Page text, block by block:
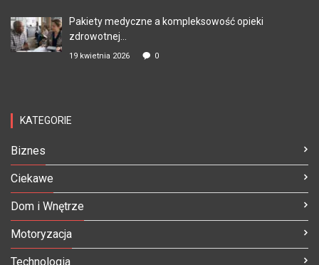
Pakiety medyczne a kompleksowość opieki
zdrowotnej...
19 kwietnia 2026 0
KATEGORIE
Biznes
Ciekawe
Dom i Wnętrze
Motoryzacja
Technologia